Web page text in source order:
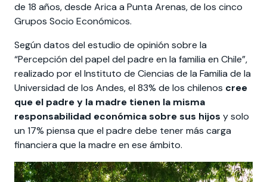
cursos
estadías
Te puede
International
students
Facultades
interesar:
2025
vinculación con la
sociedad
Extensión Cultural
Te puede interesar:Filantropía y Donaciones
intercambio
Te puede
interesar:
Explora el campus
Uandes
Noticias
estudiantiles
de 18 años, desde Arica a Punta Arenas, de los cinco
Grupos Socio Económicos.
Según datos del estudio de opinión sobre la
“Percepción del papel del padre en la familia en Chile”,
realizado por el Instituto de Ciencias de la Familia de la
Universidad de los Andes, el 83% de los chilenos cree
que el padre y la madre tienen la misma
responsabilidad económica sobre sus hijos y solo
un 17% piensa que el padre debe tener más carga
financiera que la madre en ese ámbito.